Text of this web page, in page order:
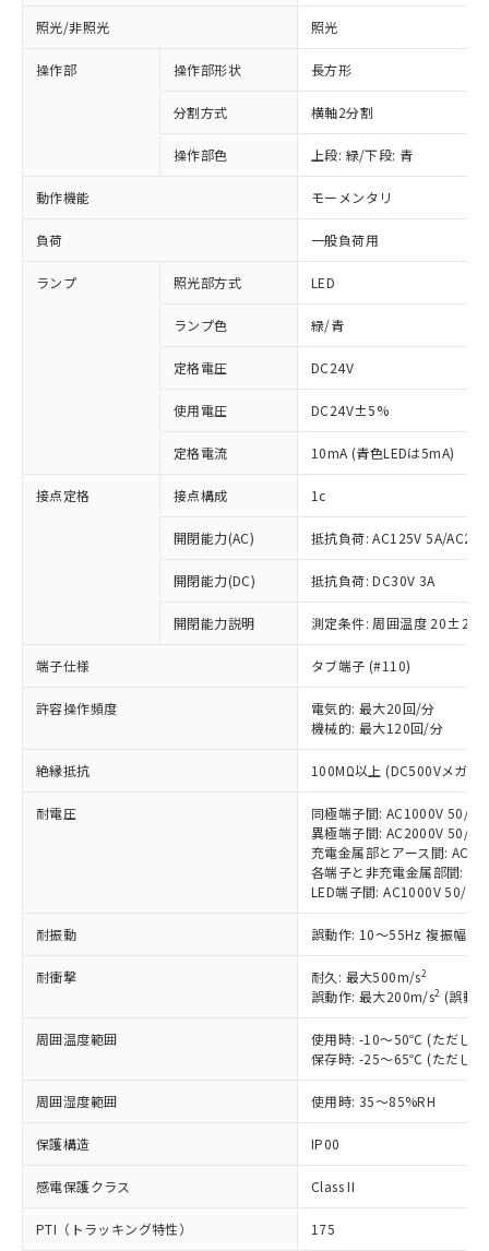
照光/非照光 照光
操作部 操作部形状 長方形
分割方式 横軸2分割
操作部色 上段: 緑/下段: 青
動作機能 モーメンタリ
負荷 一般負荷用
ランプ 照光部方式 LED
ランプ色 緑/青
定格電圧 DC24V
使用電圧 DC24V±5%
定格電流 10mA (青色LEDは5mA)
接点定格 接点構成 1c
開閉能力(AC) 抵抗負荷: AC125V 5A/
開閉能力(DC) 抵抗負荷: DC30V 3A
開閉能力説明 測定条件: 周囲温度 20±2℃
端子仕様 タブ端子 (#110)
許容操作頻度
電気的: 最大20回/分
機械的: 最大120回/分
絶縁抵抗 100MΩ以上 (DC500Vメガ)
耐電圧
同極端子間: AC1000V 50/
異極端子間: AC2000V 50/
充電金属部とアース間:
各端子と非充電金属部間:
LED端子間: AC1000V 50/
耐振動 誤動作: 10～55Hz 複振幅
耐衝撃 耐久: 最大500m/s2
誤動作: 最大200m/s2 (誤動
周囲温度範囲
使用時: -10～50℃ (ただし、
保存時: -25～65℃ (ただし、
周囲湿度範囲 使用時: 35～85%RH
保護構造 IP00
感電保護クラス Class II
PTI（トラッキング特性） 175
以下の条件をお読みいただき、同意のうえ
本サービスは、当社制御機器事業取扱
商品の当社在庫状況および標準価格
(税抜)を提供させていただくもので
当社制御機器事業取扱商品の中には、
本サービスの対象外となる商品もある
在庫状況および標準価格照会結果は、
記載している更新日時点での社内デー
タに基づき作成されるものであり、閲
覧された時点での実際の在庫および標
準価格とは異なる場合があることをご
了承ください。
※1 対応状況
対応済み：EU RoHS指令（10物質）の
非含有に対応した製品が提供可能な商品で
対応予定：EU RoHS指令（10物質）の非含
有に対応した製品に切り替える予定のある
対応予定なし：EU RoHS指令（10物質）の
調査・確認中：EU RoHS指令（10物質）の
非含有の対応状況を調査中または確認中の
非該当品：ライセンス料など無形物で、有
害物質有無と関係のない商品です。
仕入先様の事情により、非含有部品として
いたものが、含有品と判明した場合などや
むを得ず変更することがあります。
ミウム(Cd) 100ppm以下、
六価クロム(Cr(Ⅵ)) 1000ppm以下、ポリ臭化ビフェニル
類(PBB) 1000ppm以下、ポリ臭化ジフェニルエーテル類
(PBDE) 1000ppm以下、フタル酸ビス(2-エチルヘキシ
「○」：最大均質材料含有率が中国RoHSの
基準値以下であることを示します。
「×」：最大均質材料含有率が中国RoHSの
基準値を超えていることを示します。
「－」：未確認です。当社販売部門へお問
*中国RoHS10物質の基準値 (GB/T26572)：
Pb(鉛) :1000ppm、 Hg(水銀) : 1000ppm、 Cd(カドミウ
Cr(Ⅵ)(六価クロム) : 1000ppm、 PBBs(ポリ臭化ビフェ
当社は、これら貴社製品のうち、外国
為替および外国貿易法に定める商品
（以下｢規制貨物等」という）を輸出
または国外への提供する場合は、日本
国政府の輸出許可(または役務取引許
可)を取得するなどの必要な手続きを
とります。
号
一定数以上の在庫あり